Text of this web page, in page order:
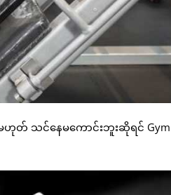
မဟုတ် သင်နေမကောင်းဘူးဆိုရင်